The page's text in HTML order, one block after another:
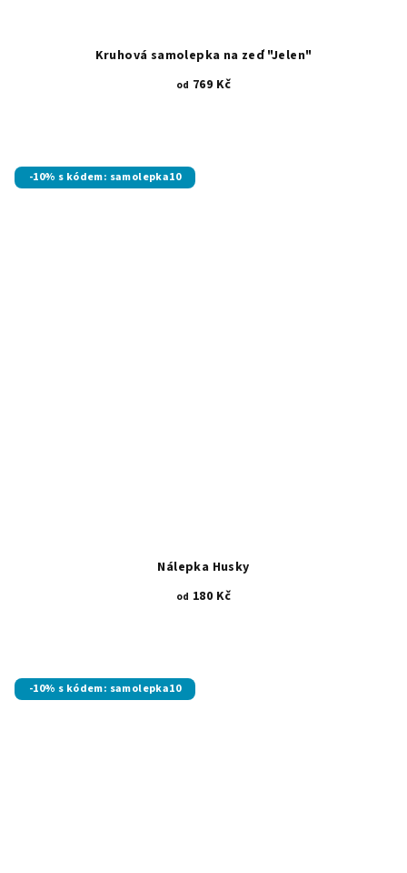
Kruhová samolepka na zeď "Jelen"
od 769 Kč
-10% s kódem: samolepka10
Nálepka Husky
od 180 Kč
-10% s kódem: samolepka10